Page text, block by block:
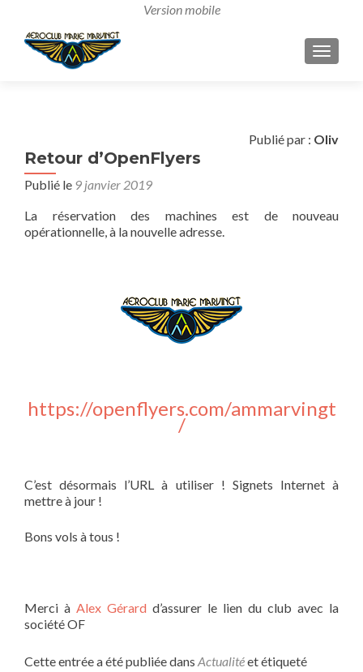
Publié par : Oliv
Retour d’OpenFlyers
Publié le 9 janvier 2019
La réservation des machines est de nouveau
opérationnelle, à la nouvelle adresse.
https://openflyers.com/ammarvingt
/
C’est désormais l’URL à utiliser ! Signets Internet à
mettre à jour !
Bons vols à tous !
Merci à Alex Gérard d’assurer le lien du club avec la
société OF
Cette entrée a été publiée dans Actualitéet étiqueté